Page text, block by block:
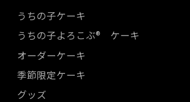
うちの子ケーキ
うちの子よろこぶ® ケーキ
オーダーケーキ
季節限定ケーキ
グッズ